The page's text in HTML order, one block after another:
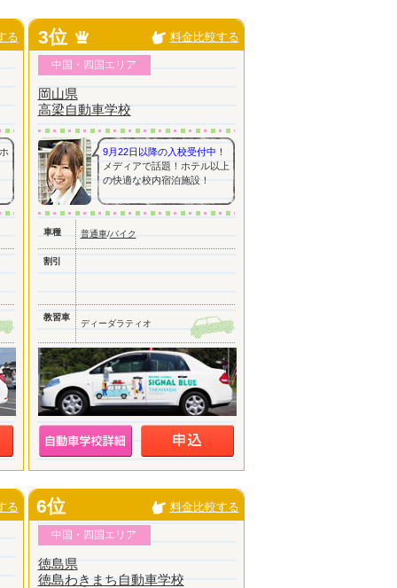
る 3位 料金比較する
中国・四国エリア
岡山県
高梁自動車学校
9月22日以降の入校受付中！
メディアで話題！ホテル以上
の快適な校内宿泊施設！
車種 普通車/バイク
割引
教習車
ディーダラティオ
る 6位 料金比較する
中国・四国エリア
徳島県
徳島わきまち自動車学校